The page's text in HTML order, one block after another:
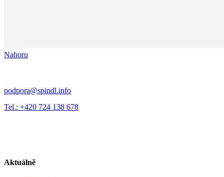
Nahoru
podpora@spindl.info
Tel.: +420 724 138 678
Aktuálně